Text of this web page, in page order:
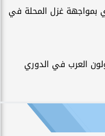
بمواجهة غزل المحلة في
العرب في الدوري